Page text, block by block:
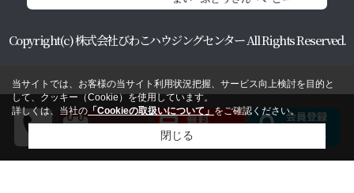
Copyright(c) 株式会社びわこハウジングセンター All Rights Reserved.
当サイトでは、お客様の当サイト利用状況把握、サービス向上検討を目的と
して、クッキー（Cookie）を使用しています。
詳しくは、当社の 「Cookieの取扱いについて」 をご確認ください。
閉じる